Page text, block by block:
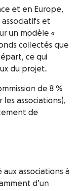
et en Europe,
et
un modèle «
collectés que
ce qui
du projet.
de 8 %
les associations),
de
associations à
d’un